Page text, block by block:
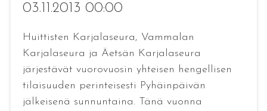
03.11.2013 00:00
Huittisten Karjalaseura, Vammalan
Karjalaseura ja Äetsän Karjalaseura
järjestävät vuorovuosin yhteisen hengellisen
tilaisuuden perinteisesti Pyhäinpäivän
jälkeisenä sunnuntaina. Tänä vuonna